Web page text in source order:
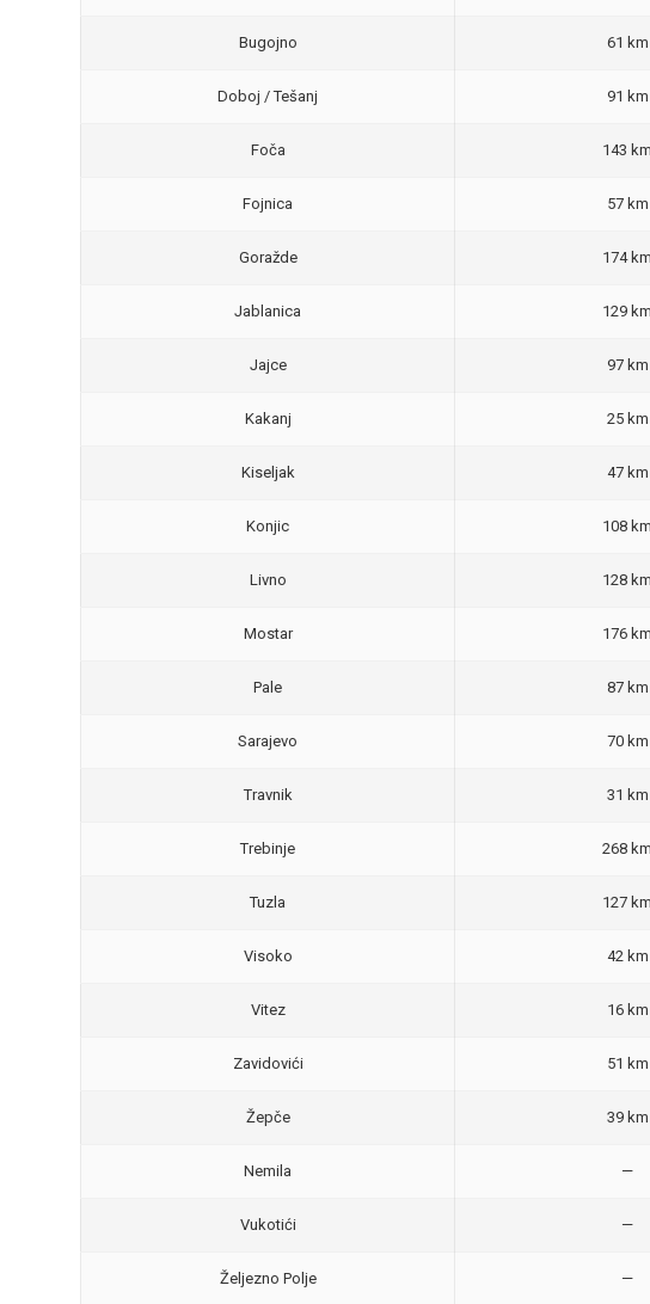
Bugojno 61 km
Doboj / Tešanj 91 km
Foča 143 km
Fojnica 57 km
Goražde 174 km
Jablanica 129 km
Jajce 97 km
Kakanj 25 km
Kiseljak 47 km
Konjic 108 km
Livno 128 km
Mostar 176 km
Pale 87 km
Sarajevo 70 km
Travnik 31 km
Trebinje 268 km
Tuzla 127 km
Visoko 42 km
Vitez 16 km
Zavidovići 51 km
Žepče 39 km
Nemila —
Vukotići —
Željezno Polje —